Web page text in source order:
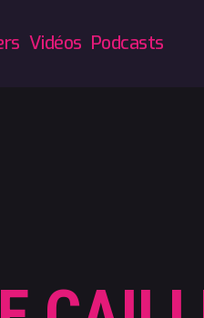
Vidéos Podcasts